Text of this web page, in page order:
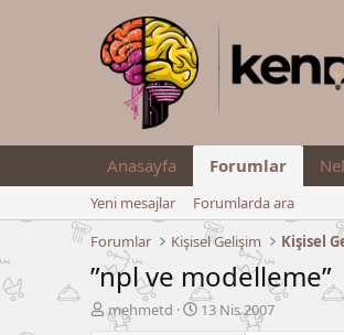
Anasayfa Forumlar
Yeni mesajlar
Forumlarda ara
Forumlar
Kişisel Gelişim Kişisel
”npl ve modelleme”
K
o
mehmetd
B13 Nis 2007